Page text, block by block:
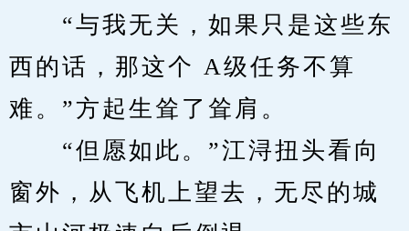
“与我无关，如果只是这些东
西的话，那这个 A级任务不算
难。”方起生耸了耸肩。
“但愿如此。”江浔扭头看向
窗外，从飞机上望去，无尽的城